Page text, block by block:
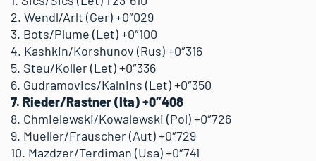
2. Wendl/Arlt (Ger) +0″029
3. Bots/Plume (Let) +0″100
4. Kashkin/Korshunov (Rus) +0″316
5. Steu/Koller (Let) +0″336
6. Gudramovics/Kalnins (Let) +0″350
7. Rieder/Rastner (Ita) +0″408
8. Chmielewski/Kowalewski (Pol) +0″726
9. Mueller/Frauscher (Aut) +0″729
10. Mazdzer/Terdiman (Usa) +0″741